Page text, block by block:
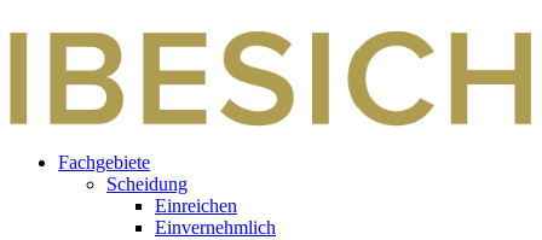
Inhalt
Fachgebiete
Scheidung
Einreichen
Einvernehmlich